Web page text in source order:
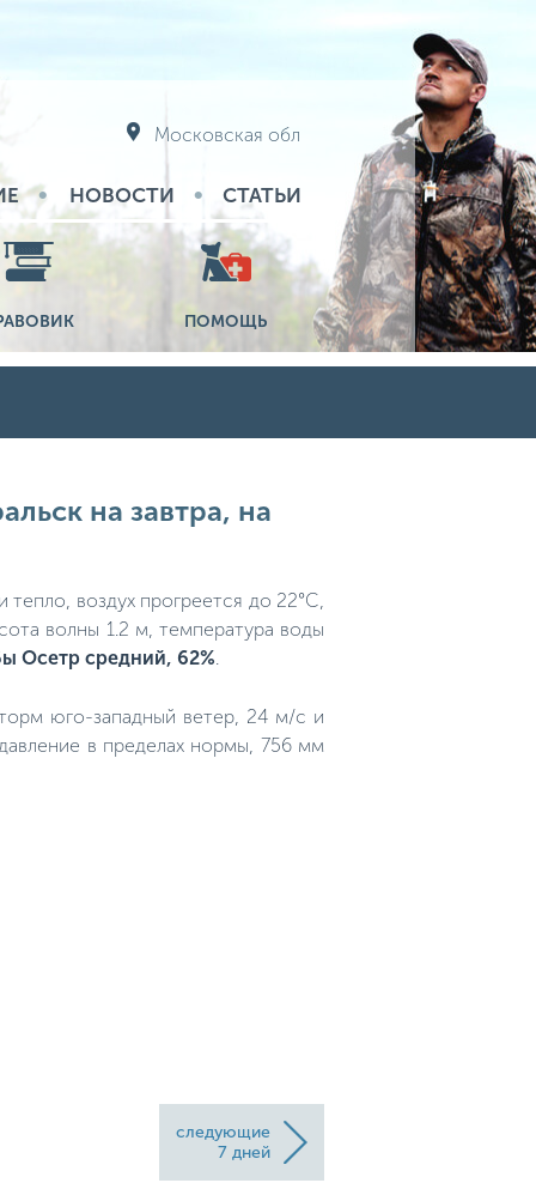
Московская обл
НОВОСТИ СТАТЬИ
ПОМОЩЬ
на завтра, на
воздух прогреется до 22°C,
волны 1.2 м, температура воды
Осетр средний, 62%
юго-западный ветер, 24 м/с и
в пределах нормы, 756 мм
следующие
7 дней